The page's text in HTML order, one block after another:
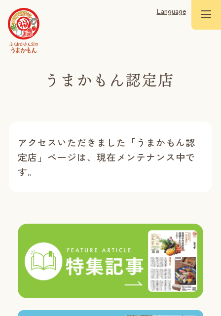
Language
アクセスいただきました「うまかもん認
定店」ページは、現在メンテナンス中で
す。